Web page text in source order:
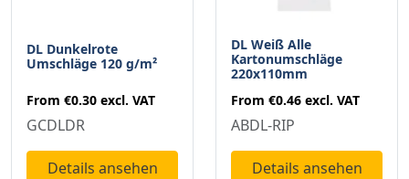
DL Dunkelrote
Umschläge 120 g/m²
From €0.30 excl. VAT
GCDLDR
Details ansehen
DL Weiß Alle
Kartonumschläge
220x110mm
From €0.46 excl. VAT
ABDL-RIP
Details ansehen